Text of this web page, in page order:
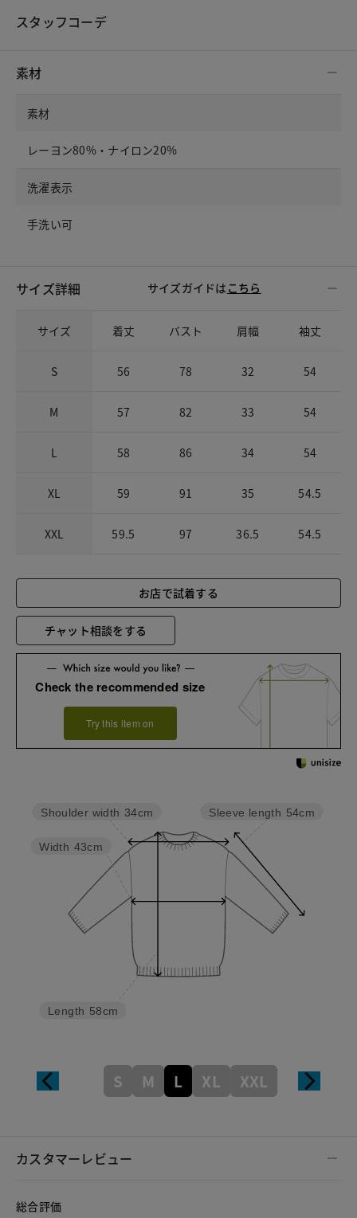
スタッフコーデ
素材
素材
レーヨン80%・ナイロン20%
洗濯表示
手洗い可
サイズ詳細 サイズガイドは こちら
サイズ 着丈 バスト 肩幅 袖丈
S 56 78 32 54
M 57 82 33 54
L 58 86 34 54
XL 59 91 35 54.5
XXL 59.5 97 36.5 54.5
お店で試着する
チャット相談をする
Check the recommended size
Try this item on
Sleeve length 54cm
Length 58cm
Width 43cm
Shoulder width 34cm
S M L XL XXL
カスタマーレビュー
総合評価